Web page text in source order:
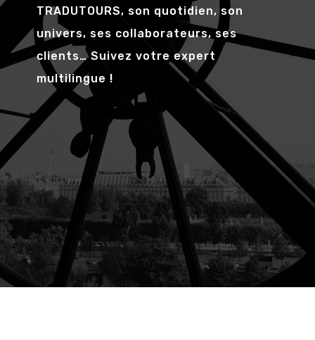
TRADUTOURS, son quotidien, son
univers, ses collaborateurs, ses
clients… Suivez votre expert
multilingue !